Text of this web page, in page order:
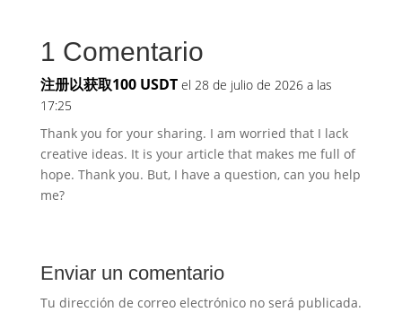
1 Comentario
注册以获取100 USDT el 28 de julio de 2026 a las
17:25
Thank you for your sharing. I am worried that I lack
creative ideas. It is your article that makes me full of
hope. Thank you. But, I have a question, can you help
me?
Enviar un comentario
Tu dirección de correo electrónico no será publicada.